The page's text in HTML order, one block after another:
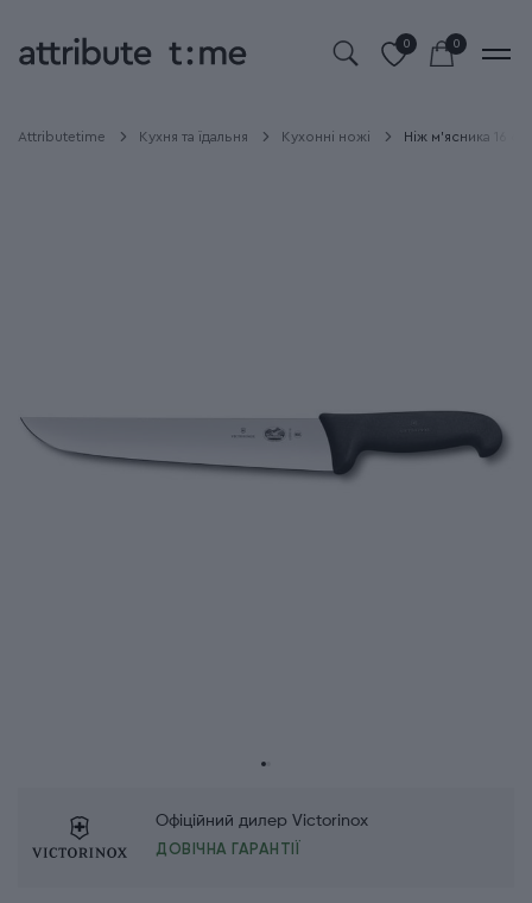
0 0
Attributetime Кухня та їдальня Кухонні ножі Ніж м'ясника 16
Офіційний дилер Victorinox
ДОВІЧНА ГАРАНТІЇ